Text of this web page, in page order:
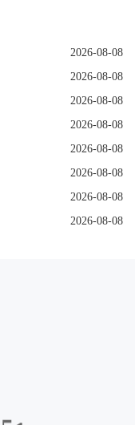
2026-08-08
2026-08-08
2026-08-08
2026-08-08
2026-08-08
2026-08-08
2026-08-08
2026-08-08